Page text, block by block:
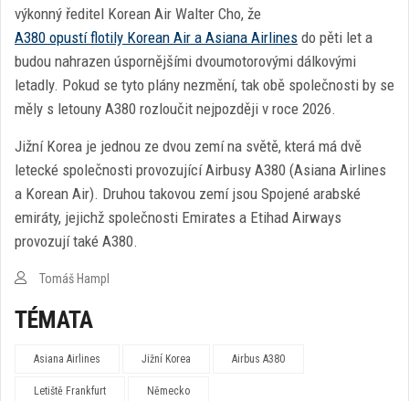
výkonný ředitel Korean Air Walter Cho, že
A380 opustí flotily Korean Air a Asiana Airlines do pěti let a
budou nahrazen úspornějšími dvoumotorovými dálkovými
letadly. Pokud se tyto plány nezmění, tak obě společnosti by se
měly s letouny A380 rozloučit nejpozději v roce 2026.
Jižní Korea je jednou ze dvou zemí na světě, která má dvě
letecké společnosti provozující Airbusy A380 (Asiana Airlines
a Korean Air). Druhou takovou zemí jsou Spojené arabské
emiráty, jejichž společnosti Emirates a Etihad Airways
provozují také A380.
Tomáš Hampl
TÉMATA
Asiana Airlines Jižní Korea Airbus A380
Letiště Frankfurt Německo